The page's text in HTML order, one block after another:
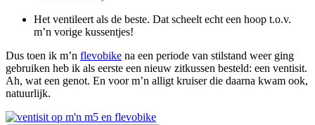
Het ventileert als de beste. Dat scheelt echt een hoop t.o.v.
m’n vorige kussentjes!
Dus toen ik m’n flevobike na een periode van stilstand weer ging
gebruiken heb ik als eerste een nieuw zitkussen besteld: een ventisit.
Ah, wat een genot. En voor m’n alligt kruiser die daarna kwam ook,
natuurlijk.